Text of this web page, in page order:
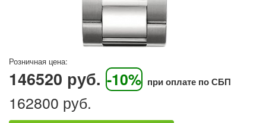
Розничная цена:
146520 руб. -10% при оплате по СБП
162800 руб.